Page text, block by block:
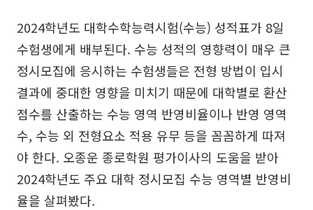
2024학년도 대학수학능력시험(수능) 성적표가 8일
수험생에게 배부된다. 수능 성적의 영향력이 매우 큰
정시모집에 응시하는 수험생들은 전형 방법이 입시
결과에 중대한 영향을 미치기 때문에 대학별로 환산
점수를 산출하는 수능 영역 반영비율이나 반영 영역
수, 수능 외 전형요소 적용 유무 등을 꼼꼼하게 따져
야 한다. 오종운 종로학원 평가이사의 도움을 받아
2024학년도 주요 대학 정시모집 수능 영역별 반영비
율을 살펴봤다.